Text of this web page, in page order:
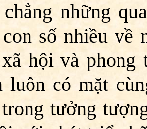
những
số nhiều về
hội và phong
luôn có mặt
tưởng